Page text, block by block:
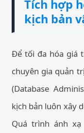
Tích hợp
kịch bản
Để tối đa hóa giá
chuyên gia quản
(Database
kịch bản luôn xây
Quá trình ánh